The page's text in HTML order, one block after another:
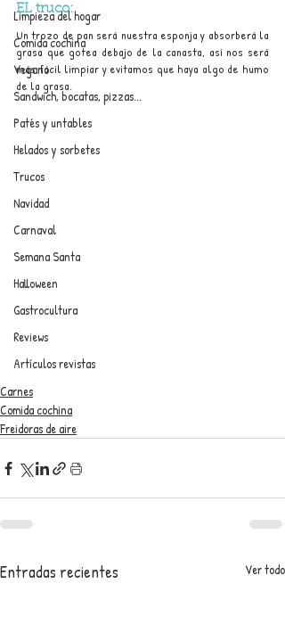
Limpieza del hogar
Comida cochina
Vegano
Sandwich, bocatas, pizzas...
Patés y untables
Helados y sorbetes
Trucos
Navidad
Carnaval
Semana Santa
Halloween
Gastrocultura
Reviews
Artículos revistas
EL truco:
Un trozo de pan será nuestra esponja y absorberá la
grasa que gotea debajo de la canasta, así nos será
más fácil limpiar y evitamos que haya algo de humo
de la grasa.
Carnes
Comida cochina
Freidoras de aire
Entradas recientes Ver todo